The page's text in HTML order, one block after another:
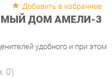
ДОМ АМЕЛИ-3
удобного и при этом